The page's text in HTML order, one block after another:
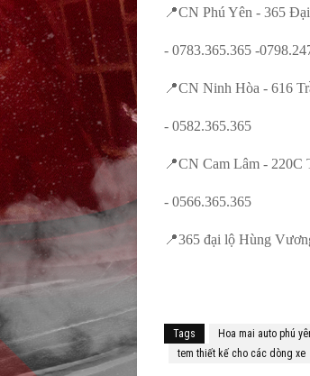
📍CN Phú Yên - 365
- 0783.365.365 -
📍CN Ninh Hòa - 616
- 0582.365.365
📍CN Cam Lâm - 220C
- 0566.365.365
📍365 đại lộ Hùng
Tags Hoa mai auto phú
tem thiết kế cho các dòng xe